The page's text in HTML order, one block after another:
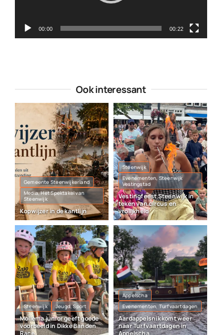
00:00 00:22
Ook interessant
Gemeente Steenwijkerland
Media, Het Spektakel van
Steenwijk
Kopwijzer in de kantlijn
Steenwijk
Evenementen, Steenwijk
Vestingstad
Vestingfeest Steenwijk in
teken van circus en
vrolijkheid
Steenwijk Jeugd, Sport
Mollema junior geeft goede
voorbeeld in Dikke Banden
Appelscha
Evenementen, Turfvaartdagen
Aardappelsnik komt weer
naar Turfvaartdagen in